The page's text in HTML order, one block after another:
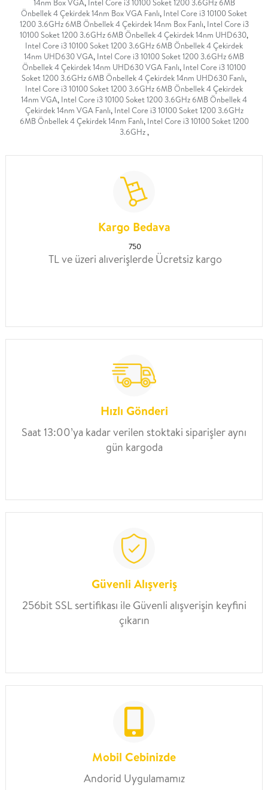
14nm Box VGA, Intel Core i3 10100 Soket 1200 3.6GHz 6MB
Önbellek 4 Çekirdek 14nm Box VGA Fanlı, Intel Core i3 10100 Soket
1200 3.6GHz 6MB Önbellek 4 Çekirdek 14nm Box Fanlı, Intel Core i3
10100 Soket 1200 3.6GHz 6MB Önbellek 4 Çekirdek 14nm UHD630,
Intel Core i3 10100 Soket 1200 3.6GHz 6MB Önbellek 4 Çekirdek
14nm UHD630 VGA, Intel Core i3 10100 Soket 1200 3.6GHz 6MB
Önbellek 4 Çekirdek 14nm UHD630 VGA Fanlı, Intel Core i3 10100
Soket 1200 3.6GHz 6MB Önbellek 4 Çekirdek 14nm UHD630 Fanlı,
Intel Core i3 10100 Soket 1200 3.6GHz 6MB Önbellek 4 Çekirdek
14nm VGA, Intel Core i3 10100 Soket 1200 3.6GHz 6MB Önbellek 4
Çekirdek 14nm VGA Fanlı, Intel Core i3 10100 Soket 1200 3.6GHz
6MB Önbellek 4 Çekirdek 14nm Fanlı, Intel Core i3 10100 Soket 1200
3.6GHz,
Kargo Bedava
750
TL ve üzeri alıverişlerde Ücretsiz kargo
Hızlı Gönderi
Saat 13:00’ya kadar verilen stoktaki siparişler aynı
gün kargoda
Güvenli Alışveriş
256bit SSL sertifikası ile Güvenli alışverişin keyfini
çıkarın
Mobil Cebinizde
Andorid Uygulamamız